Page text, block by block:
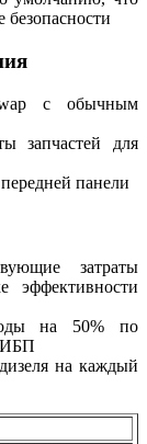
с обычным
запчастей для
панели
затраты
эффективности
на 50% по
ИБП
на каждый